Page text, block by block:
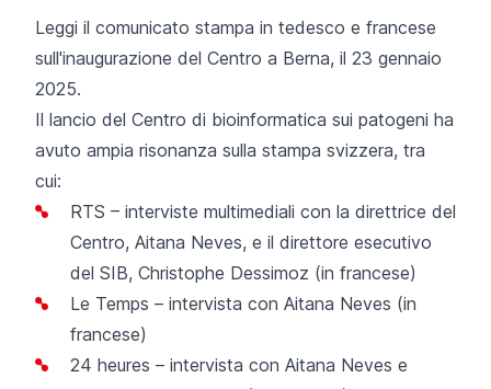
Leggi il comunicato stampa in tedesco e francese
sull'inaugurazione del Centro a Berna, il 23 gennaio
2025.
Il lancio del Centro di bioinformatica sui patogeni ha
avuto ampia risonanza sulla stampa svizzera, tra
cui:
RTS – interviste multimediali con la direttrice del
Centro, Aitana Neves, e il direttore esecutivo
del SIB, Christophe Dessimoz (in francese)
Le Temps – intervista con Aitana Neves (in
francese)
24 heures – intervista con Aitana Neves e